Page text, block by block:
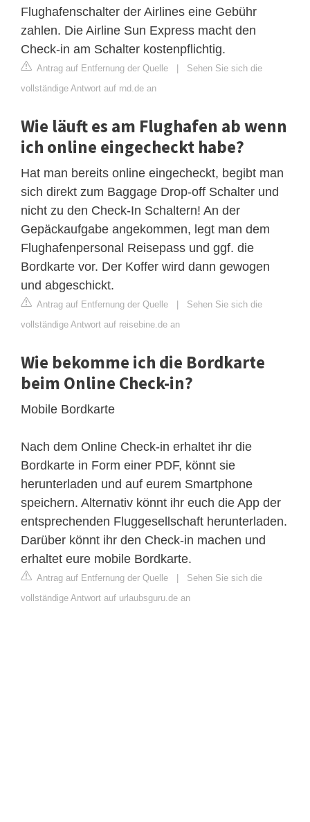
Flughafenschalter der Airlines eine Gebühr
zahlen. Die Airline Sun Express macht den
Check-in am Schalter kostenpflichtig.
Antrag auf Entfernung der Quelle | Sehen Sie sich die
vollständige Antwort auf rnd.de an
Wie läuft es am Flughafen ab wenn
ich online eingecheckt habe?
Hat man bereits online eingecheckt, begibt man
sich direkt zum Baggage Drop-off Schalter und
nicht zu den Check-In Schaltern! An der
Gepäckaufgabe angekommen, legt man dem
Flughafenpersonal Reisepass und ggf. die
Bordkarte vor. Der Koffer wird dann gewogen
und abgeschickt.
Antrag auf Entfernung der Quelle | Sehen Sie sich die
vollständige Antwort auf reisebine.de an
Wie bekomme ich die Bordkarte
beim Online Check-in?
Mobile Bordkarte
Nach dem Online Check-in erhaltet ihr die
Bordkarte in Form einer PDF, könnt sie
herunterladen und auf eurem Smartphone
speichern. Alternativ könnt ihr euch die App der
entsprechenden Fluggesellschaft herunterladen.
Darüber könnt ihr den Check-in machen und
erhaltet eure mobile Bordkarte.
Antrag auf Entfernung der Quelle | Sehen Sie sich die
vollständige Antwort auf urlaubsguru.de an